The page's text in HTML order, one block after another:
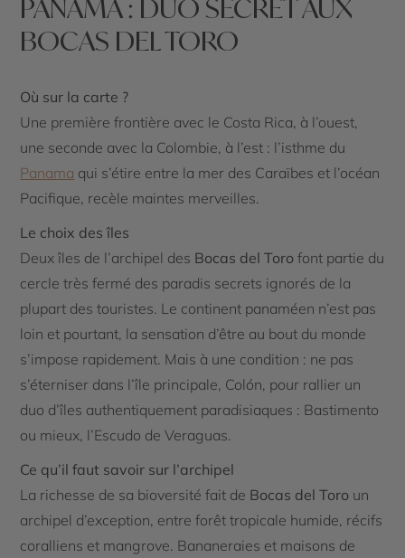
PANAMA : DUO SECRET AUX
BOCAS DEL TORO
Où sur la carte ?
Une première frontière avec le Costa Rica, à l’ouest,
une seconde avec la Colombie, à l’est : l’isthme du
Panama qui s’étire entre la mer des Caraïbes et l’océan
Pacifique, recèle maintes merveilles.
Le choix des îles
Deux îles de l’archipel des Bocas del Toro font partie du
cercle très fermé des paradis secrets ignorés de la
plupart des touristes. Le continent panaméen n’est pas
loin et pourtant, la sensation d’être au bout du monde
s’impose rapidement. Mais à une condition : ne pas
s’éterniser dans l’île principale, Colón, pour rallier un
duo d’îles authentiquement paradisiaques : Bastimento
ou mieux, l’Escudo de Veraguas.
Ce qu’il faut savoir sur l’archipel
La richesse de sa bioversité fait de Bocas del Toro un
archipel d’exception, entre forêt tropicale humide, récifs
coralliens et mangrove. Bananeraies et maisons de